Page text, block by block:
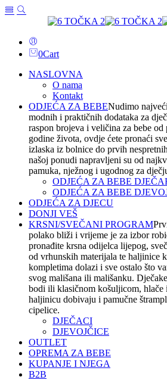
0Cart
NASLOVNA
O nama
Kontakt
ODJEĆA ZA BEBENudimo
modnih i praktičnih dodataka za
raspon brojeva i veličina za bebe od
godine života, ovdje ćete pronaći
izlaska iz bolnice do prvih
našoj ponudi napravljeni su od
pamuka, nježnog i ugodnog za
ODJEĆA ZA BEBE
ODJEĆA ZA BEBE
ODJEĆA ZA DJECU
DONJI VEŠ
KRSNI/SVEČANI PROGRAM
polako bliži i vrijeme je za izbor
pronađite krsna odijelca lijepog,
od vrhunskih materijala te haljinice
kompletima dolazi i sve ostalo što
svog mališana ili mališanku.
bodi ili klasičnom košuljicom,
haljinicu dobivaju i pamučne
cipelice.
DJEČACI
DJEVOJČICE
OUTLET
OPREMA ZA BEBE
KUPANJE I NJEGA
B2B